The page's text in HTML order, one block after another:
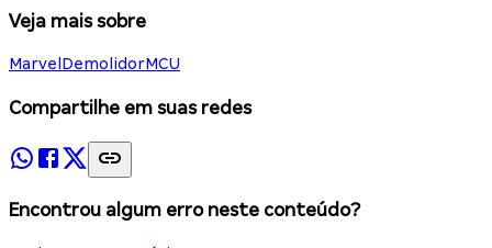
Veja mais sobre
Marvel DemolidorMCU
Compartilhe em suas redes
Encontrou algum erro neste conteúdo?